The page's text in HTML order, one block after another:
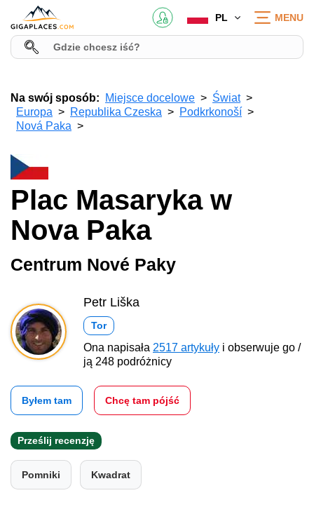
PL MENU
Na swój sposób: Miejsce docelowe
Świat
Europa
Republika Czeska
Podkrkonoší
Nová Paka
Plac Masaryka w
Nova Paka
Centrum Nové Paky
Petr Liška
Tor
Ona napisała 2517 artykuły i obserwuje go /
ją 248 podróżnicy
Byłem tam Chcę tam pójść
Prześlij recenzję
Pomniki Kwadrat